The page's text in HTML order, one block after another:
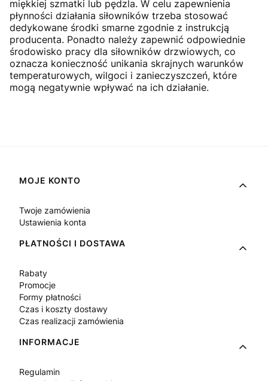
miękkiej szmatki lub pędzla. W celu zapewnienia
płynności działania siłowników trzeba stosować
dedykowane środki smarne zgodnie z instrukcją
producenta. Ponadto należy zapewnić odpowiednie
środowisko pracy dla siłowników drzwiowych, co
oznacza konieczność unikania skrajnych warunków
temperaturowych, wilgoci i zanieczyszczeń, które
mogą negatywnie wpływać na ich działanie.
Linki w stopce
MOJE KONTO
Twoje zamówienia
Ustawienia konta
PŁATNOŚCI I DOSTAWA
Rabaty
Promocje
Formy płatności
Czas i koszty dostawy
Czas realizacji zamówienia
INFORMACJE
Regulamin